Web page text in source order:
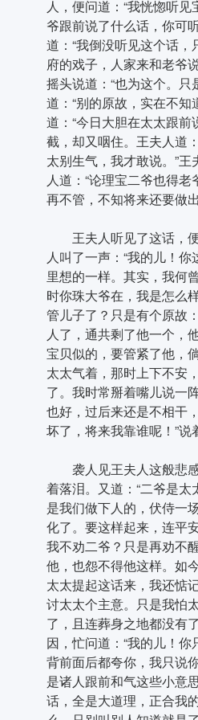
人，便问道：“我恍惚听
爷跟前说了什么话，你可
道：“我倒没听见这个话
府的戏子，人家来和老爷
摇头说道：“也为这个。只
道：“别的原故，实在不
道：“今日大胆在太太跟
截，却又咽住。王夫人道
太别生气，我才敢说。”王
人道：“论理宝二爷也得
再不管，不知将来还要做
王夫人听见了这话，
人叫了一声：“我的儿！
里想的一样。其实，我何
时你珠大爷在，我是怎么
管儿子了？只是有个原故
人了，通共剩了他一个，
宝贝似的，要管紧了他，
太太气着，那时上下不安
了。我时常掰着嘴儿说一
也好，过后来还是不相干
坏了，将来我靠谁呢！”说
袭人见王夫人这般悲
着落泪。又道：“二爷是
是我们做下人的，伏侍一
化了。要这样起来，连平
我不劝二爷？只是再劝不
他，也怨不得他这样。如
太太提起这话来，我还惦
讨太太个主意。只是我怕
了，且连葬身之地都没有
因，忙问道：“我的儿！
背前面后都夸你，我只说
是诸人跟前和气这些小意
话，全是大道理，正合我